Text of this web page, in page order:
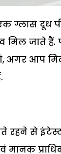
ग्लास दूध
मिल जाते
आप
रहने से
मानक